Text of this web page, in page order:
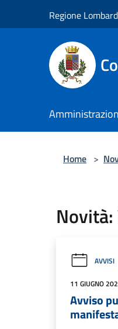
Regione
Home >
AVVISI
11 GIUGNO
Avviso